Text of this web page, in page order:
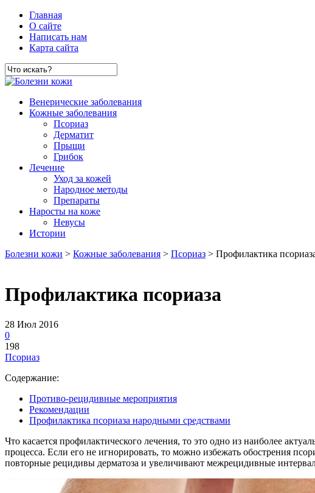
Главная
О сайте
Написать нам
Карта сайта
Венерические заболевания
Кожные заболевания
Псориаз
Дерматит
Прыщи
Грибок
Лечение
Уход за кожей
Народное методы
Препараты
Наросты на коже
Невусы
Истории
Болезни кожи > Кожные заболевания > Псориаз > Профилактика
Профилактика псориаза
28 Июл 2016
0
198
Псориаз
Содержание:
Противо-рецидивные мероприятия
Рекомендации
Профилактика псориаза народными средствами
Что касается профилактического лечения, то это одно из наиболее
процесса. Если его не игнорировать, то можно избежать обострения
повторные рецидивы дерматоза и увеличивают межрецидивные